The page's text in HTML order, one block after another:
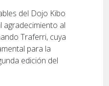
del Dojo Kibo
agradecimiento al
Traferri, cuya
para la
edición del